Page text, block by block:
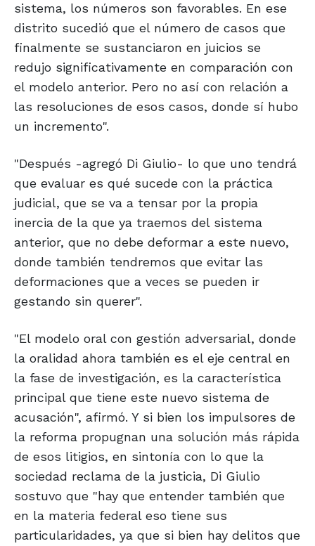
sistema, los números son favorables. En ese
distrito sucedió que el número de casos que
finalmente se sustanciaron en juicios se
redujo significativamente en comparación con
el modelo anterior. Pero no así con relación a
las resoluciones de esos casos, donde sí hubo
un incremento".
"Después -agregó Di Giulio- lo que uno tendrá
que evaluar es qué sucede con la práctica
judicial, que se va a tensar por la propia
inercia de la que ya traemos del sistema
anterior, que no debe deformar a este nuevo,
donde también tendremos que evitar las
deformaciones que a veces se pueden ir
gestando sin querer".
"El modelo oral con gestión adversarial, donde
la oralidad ahora también es el eje central en
la fase de investigación, es la característica
principal que tiene este nuevo sistema de
acusación", afirmó. Y si bien los impulsores de
la reforma propugnan una solución más rápida
de esos litigios, en sintonía con lo que la
sociedad reclama de la justicia, Di Giulio
sostuvo que "hay que entender también que
en la materia federal eso tiene sus
particularidades, ya que si bien hay delitos que